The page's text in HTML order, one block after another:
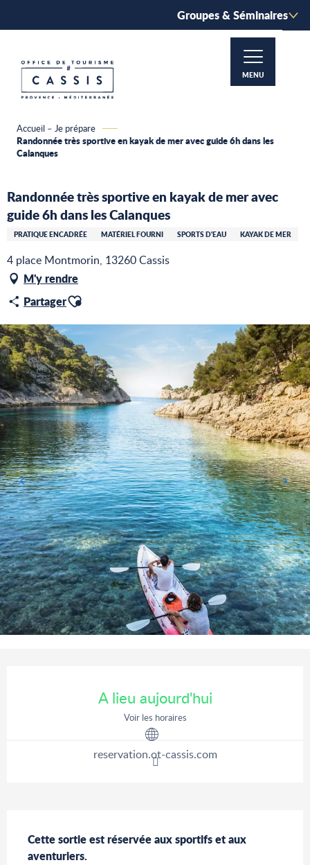
principal
Groupes & Séminaires
MENU
Accueil – Je prépare
Randonnée très sportive en kayak de mer avec guide 6h dans les
Calanques
Randonnée très sportive en kayak de mer avec
guide 6h dans les Calanques
PRATIQUE ENCADRÉE MATÉRIEL FOURNI SPORTS D'EAU KAYAK DE MER
4 place Montmorin, 13260 Cassis
M'y rendre
PartagerAjouter aux favoris
A lieu aujourd'hui
Voir les horaires
reservation.ot-cassis.com
Cette sortie est réservée aux sportifs et aux
aventuriers.